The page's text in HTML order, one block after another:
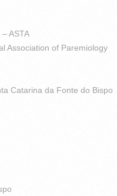
ASTA
Association of Paremiology
Catarina da Fonte do Bispo